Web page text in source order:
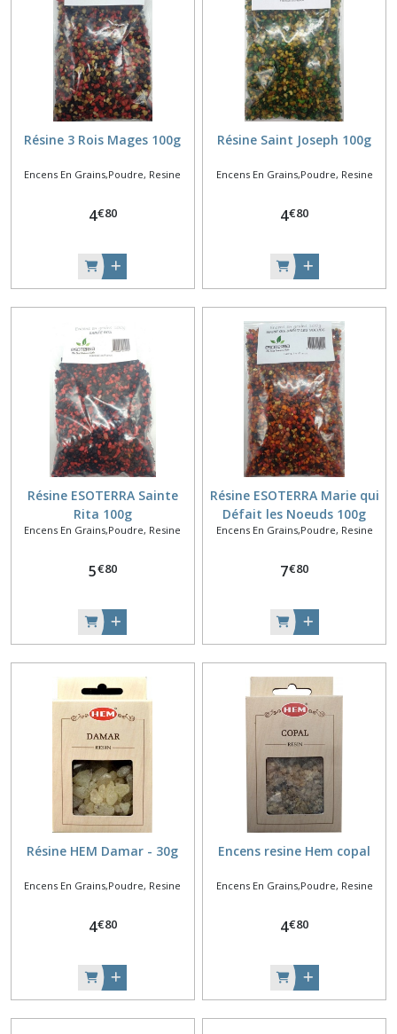
Résine 3 Rois Mages 100g
Encens En Grains,Poudre, Resine
4€80
Résine Saint Joseph 100g
Encens En Grains,Poudre, Resine
4€80
Résine ESOTERRA Sainte
Rita 100g
Encens En Grains,Poudre, Resine
5€80
Résine ESOTERRA Marie qui
Défait les Noeuds 100g
Encens En Grains,Poudre, Resine
7€80
Résine HEM Damar - 30g
Encens En Grains,Poudre, Resine
4€80
Encens resine Hem copal
Encens En Grains,Poudre, Resine
4€80